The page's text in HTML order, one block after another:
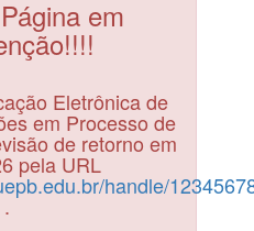
em
Eletrônica de
em Processo de
de retorno em
pela URL
handle/
.